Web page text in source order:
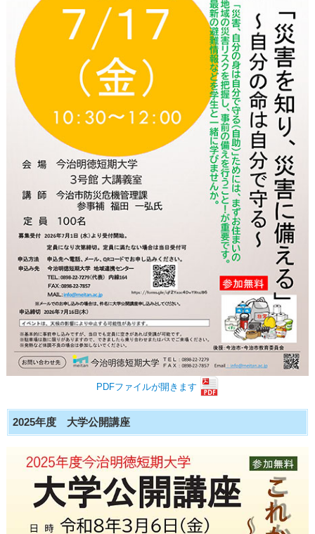
PDFファイルが開きます
2025年度 大学公開講座